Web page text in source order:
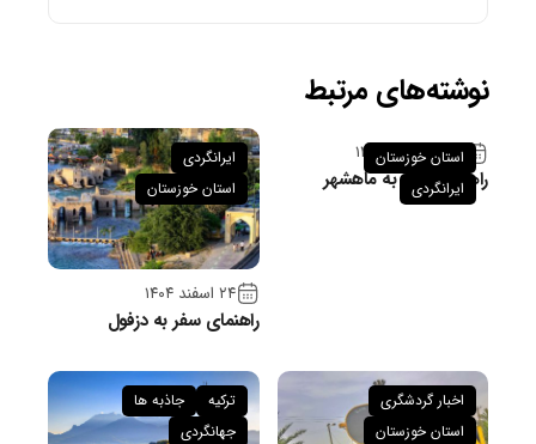
نوشته‌های مرتبط
۲۶ فروردین ۱۴۰۵
راهنمای سفر به ماهشهر
استان خوزستان
ایرانگردی
۲۴ اسفند ۱۴۰۴
راهنمای سفر به دزفول
ایرانگردی
استان خوزستان
اخبار گردشگری
استان خوزستان
ترکیه
جاذبه ها
جهانگردی